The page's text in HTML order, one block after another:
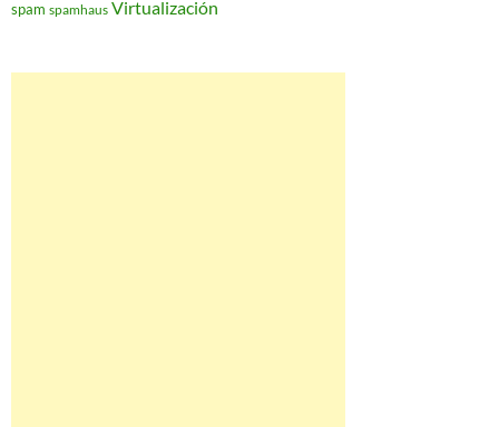
spam spamhaus Virtualización